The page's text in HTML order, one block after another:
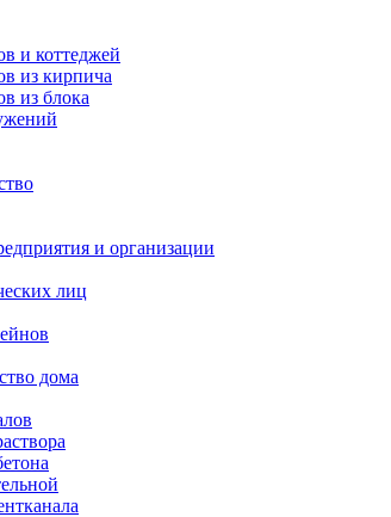
и коттеджей
из кирпича
из блока
и организации
лиц
дома